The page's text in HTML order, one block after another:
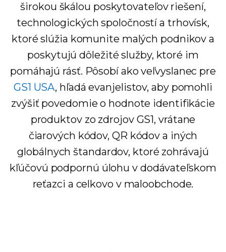
širokou škálou poskytovateľov riešení,
technologických spoločností a trhovísk,
ktoré slúžia komunite malých podnikov a
poskytujú dôležité služby, ktoré im
pomáhajú rásť. Pôsobí ako veľvyslanec pre
GS1 USA, hľadá evanjelistov, aby pomohli
zvýšiť povedomie o hodnote identifikácie
produktov zo zdrojov GS1, vrátane
čiarových kódov, QR kódov a iných
globálnych štandardov, ktoré zohrávajú
kľúčovú podpornú úlohu v dodávateľskom
reťazci a celkovo v maloobchode.